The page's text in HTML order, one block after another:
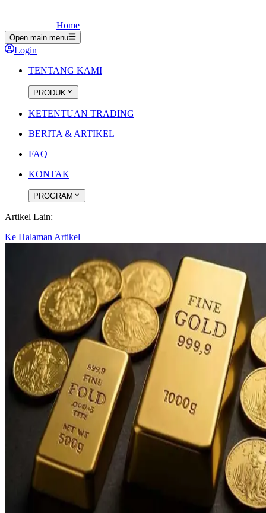
Home
Open main menu
Login
TENTANG KAMI
PRODUK
KETENTUAN TRADING
BERITA & ARTIKEL
FAQ
KONTAK
PROGRAM
Artikel Lain:
Ke Halaman Artikel